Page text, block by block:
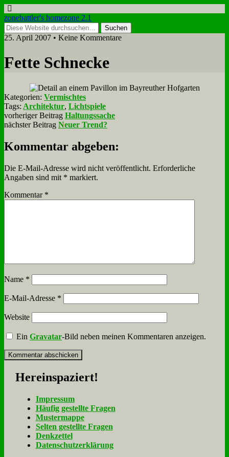
zonebattler's homezone 2.1
25. April 2007 • Keine Kommentare
Fet­te Schnecke
Kategorien: Vermischtes
Tags: Architektur, Lichtspiele
vorheriger Beitrag Haltungssache
nächster Beitrag Neuer Trend?
Kommentar abgeben:
Die E-Mail-Adresse wird nicht veröffentlicht. Erforderliche
Angaben sind mit * markiert.
Kommentar *
Name *
E-Mail-Adresse *
Website
EinGravatar-Bild neben meinen Kommentaren anzeigen.
Her­ein­spa­ziert!
Im­pres­sum
Häu­fig ge­stell­te Fra­gen
Mu­ster­map­pe
Sel­ten ge­stell­te Fra­gen
Denk­zet­tel
Da­ten­schutz­er­klä­rung